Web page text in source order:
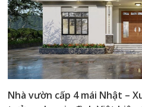
Nhà vườn cấp 4 mái Nhật –